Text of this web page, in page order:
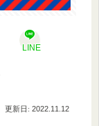
LINE
2022.11.12